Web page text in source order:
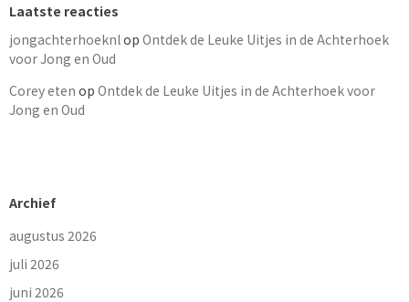
Laatste reacties
jongachterhoeknl op Ontdek de Leuke Uitjes in de Achterhoek
voor Jong en Oud
Corey eten op Ontdek de Leuke Uitjes in de Achterhoek voor
Jong en Oud
Archief
augustus 2026
juli 2026
juni 2026